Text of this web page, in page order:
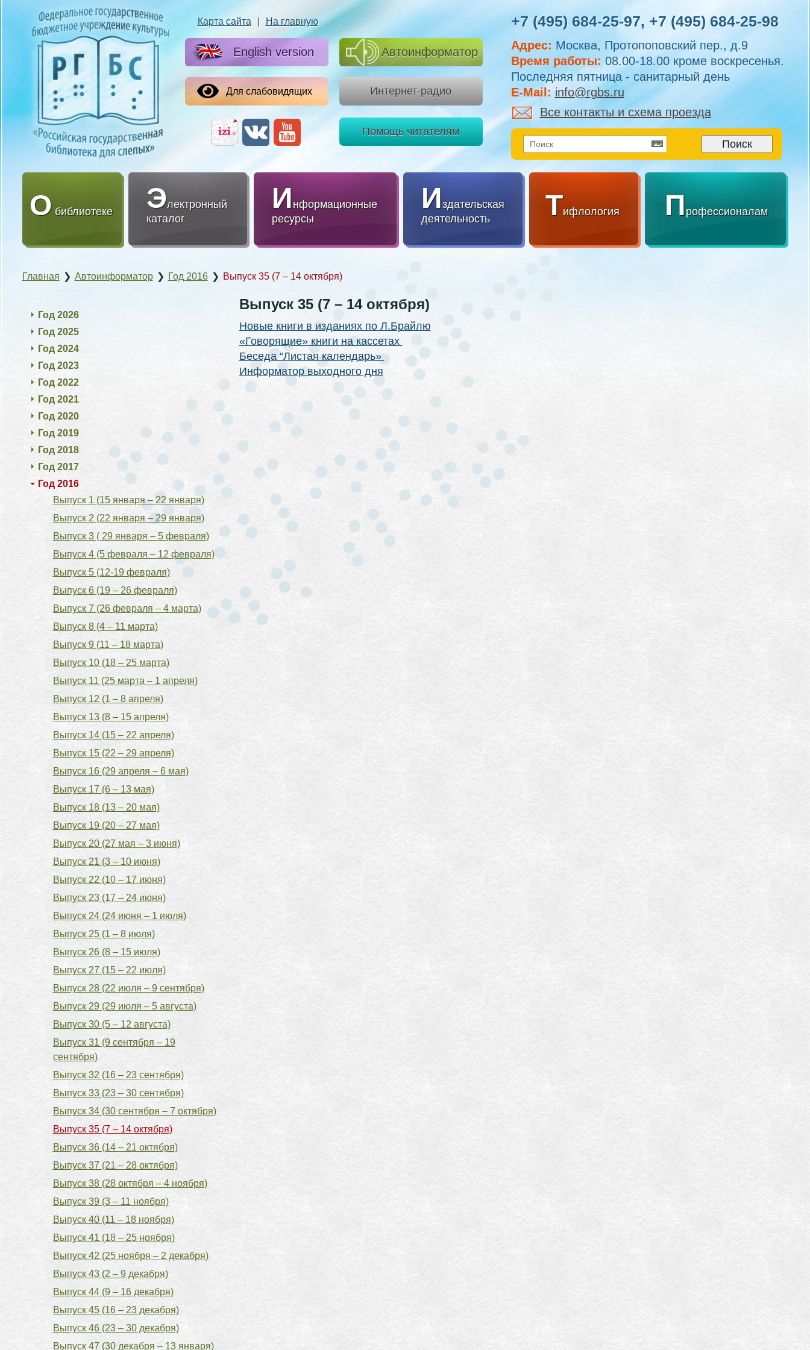
Карта сайта На главную
English version
Для слабовидящих
Автоинформатор
Интернет-радио
Помощь читателям
+7 (495) 684-25-97, +7 (495) 684-25-98
Адрес: Москва, Протопоповский пер., д.9
Время работы: 08.00-18.00 кроме воскресенья.
Последняя пятница - санитарный день
E-Mail: info@rgbs.ru
Все контакты и схема проезда
О библиотеке Электронный
каталог
Информационные
ресурсы
Издательская
деятельность
Тифлология Профессионалам
Главная ❯ Автоинформатор ❯ Год 2016 ❯ Выпуск 35 (7 – 14 октября)
Выпуск 35 (7 – 14 октября)
Новые книги в изданиях по Л.Брайлю
«Говорящие» книги на кассетах
Беседа “Листая календарь»
Информатор выходного дня
Год 2026
Год 2025
Год 2024
Год 2023
Год 2022
Год 2021
Год 2020
Год 2019
Год 2018
Год 2017
Год 2016
Выпуск 1 (15 января – 22 января)
Выпуск 2 (22 января – 29 января)
Выпуск 3 ( 29 января – 5 февраля)
Выпуск 4 (5 февраля – 12 февраля)
Выпуск 5 (12-19 февраля)
Выпуск 6 (19 – 26 февраля)
Выпуск 7 (26 февраля – 4 марта)
Выпуск 8 (4 – 11 марта)
Выпуск 9 (11 – 18 марта)
Выпуск 10 (18 – 25 марта)
Выпуск 11 (25 марта – 1 апреля)
Выпуск 12 (1 – 8 апреля)
Выпуск 13 (8 – 15 апреля)
Выпуск 14 (15 – 22 апреля)
Выпуск 15 (22 – 29 апреля)
Выпуск 16 (29 апреля – 6 мая)
Выпуск 17 (6 – 13 мая)
Выпуск 18 (13 – 20 мая)
Выпуск 19 (20 – 27 мая)
Выпуск 20 (27 мая – 3 июня)
Выпуск 21 (3 – 10 июня)
Выпуск 22 (10 – 17 июня)
Выпуск 23 (17 – 24 июня)
Выпуск 24 (24 июня – 1 июля)
Выпуск 25 (1 – 8 июля)
Выпуск 26 (8 – 15 июля)
Выпуск 27 (15 – 22 июля)
Выпуск 28 (22 июля – 9 сентября)
Выпуск 29 (29 июля – 5 августа)
Выпуск 30 (5 – 12 августа)
Выпуск 31 (9 сентября – 19
сентября)
Выпуск 32 (16 – 23 сентября)
Выпуск 33 (23 – 30 сентября)
Выпуск 34 (30 сентября – 7 октября)
Выпуск 35 (7 – 14 октября)
Выпуск 36 (14 – 21 октября)
Выпуск 37 (21 – 28 октября)
Выпуск 38 (28 октября – 4 ноября)
Выпуск 39 (3 – 11 ноября)
Выпуск 40 (11 – 18 ноября)
Выпуск 41 (18 – 25 ноября)
Выпуск 42 (25 ноября – 2 декабря)
Выпуск 43 (2 – 9 декабря)
Выпуск 44 (9 – 16 декабря)
Выпуск 45 (16 – 23 декабря)
Выпуск 46 (23 – 30 декабря)
Выпуск 47 (30 декабря – 13 января)